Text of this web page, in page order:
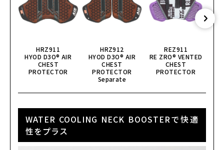
HRZ911
HYOD D3O® AIR
CHEST
PROTECTOR
HRZ912
HYOD D3O® AIR
CHEST
PROTECTOR
Separate
REZ911
RE ZRO® VENTED
CHEST
PROTECTOR
WATER COOLING NECK BOOSTERで快適
性をプラス